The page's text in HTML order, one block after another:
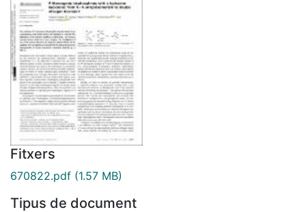
Fitxers
670822.pdf (1.57 MB)
Tipus de document